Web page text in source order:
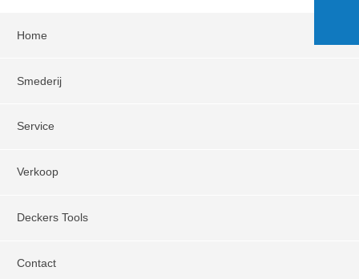
Home
Smederij
Service
Verkoop
Deckers Tools
Contact